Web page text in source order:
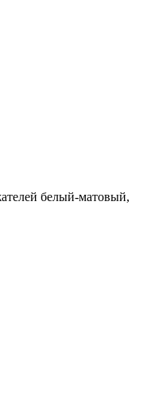
белый-матовый,